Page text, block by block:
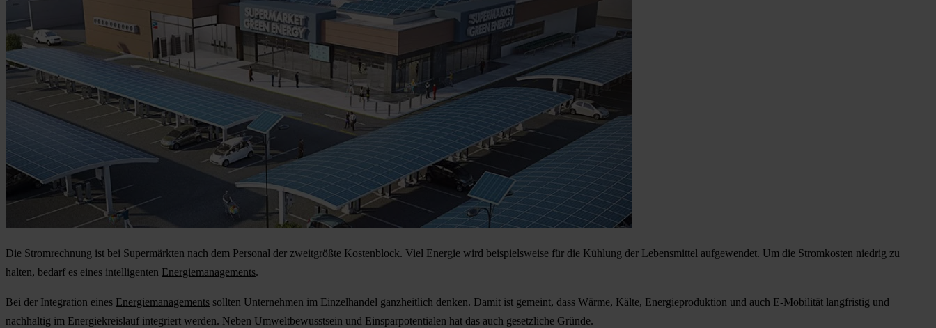
Die Stromrechnung ist bei Supermärkten nach dem Personal der zweitgrößte Kostenblock. Viel Energie wird beispielsweise für die Kühlung der Lebensmittel aufgewendet. Um die Stromkosten niedrig zu
halten, bedarf es eines intelligenten Energiemanagements.
Bei der Integration eines Energiemanagements sollten Unternehmen im Einzelhandel ganzheitlich denken. Damit ist gemeint, dass Wärme, Kälte, Energieproduktion und auch E-Mobilität langfristig und
nachhaltig im Energiekreislauf integriert werden. Neben Umweltbewusstsein und Einsparpotentialen hat das auch gesetzliche Gründe.